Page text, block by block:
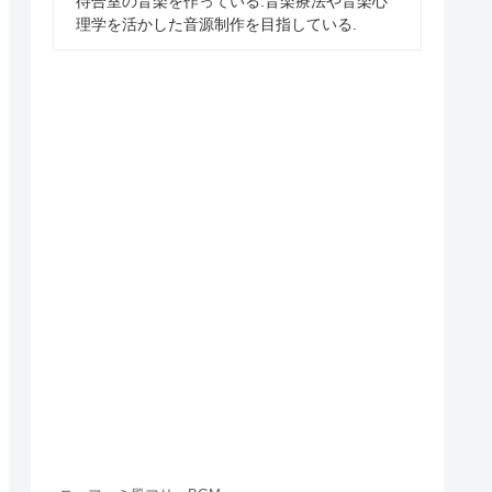
理学を活かした音源制作を目指している.